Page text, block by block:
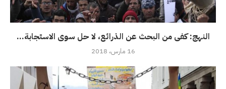
النهج: كفى من البحث عن الذرائع، لا حل سوى الاستجابة...
16 مارس، 2018